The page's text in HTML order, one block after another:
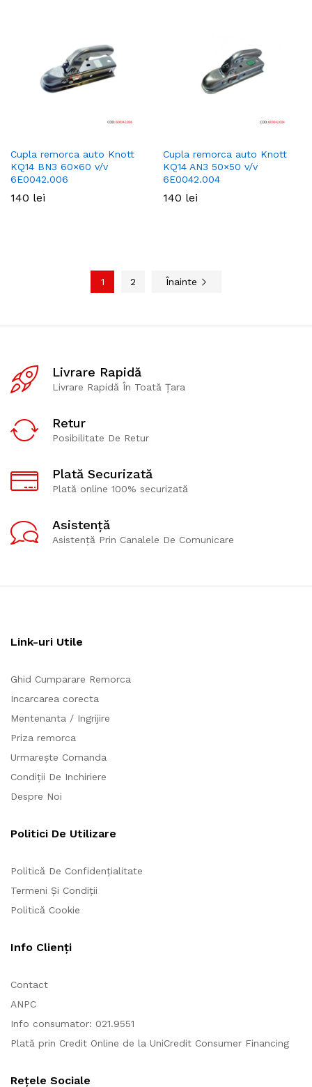
Cupla remorca auto Knott
KQ14 BN3 60×60 v/v
6E0042.006
140 lei
Cupla remorca auto Knott
KQ14 AN3 50×50 v/v
6E0042.004
140 lei
1 2 Înainte
Livrare Rapidă
Livrare Rapidă În Toată Țara
Retur
Posibilitate De Retur
Plată Securizată
Plată online 100% securizată
Asistență
Asistență Prin Canalele De Comunicare
Link-uri Utile
Ghid Cumparare Remorca
Incarcarea corecta
Mentenanta / Ingrijire
Priza remorca
Urmarește Comanda
Condiții De Inchiriere
Despre Noi
Politici De Utilizare
Politică De Confidențialitate
Termeni Și Condiții
Politică Cookie
Info Clienți
Contact
ANPC
Info consumator: 021.9551
Plată prin Credit Online de la UniCredit Consumer Financing
Rețele Sociale